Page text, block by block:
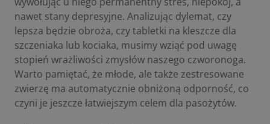
nawet stany depresyjne. Analizując dylemat, czy
lepsza będzie obroża, czy tabletki na kleszcze dla
szczeniaka lub kociaka, musimy wziąć pod uwagę
stopień wrażliwości zmysłów naszego czworonoga.
Warto pamiętać, że młode, ale także zestresowane
zwierzę ma automatycznie obniżoną odporność, co
czyni je jeszcze łatwiejszym celem dla pasożytów.